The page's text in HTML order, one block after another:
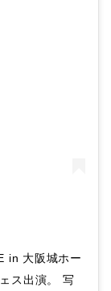
in 大阪城ホー
ス出演。 写